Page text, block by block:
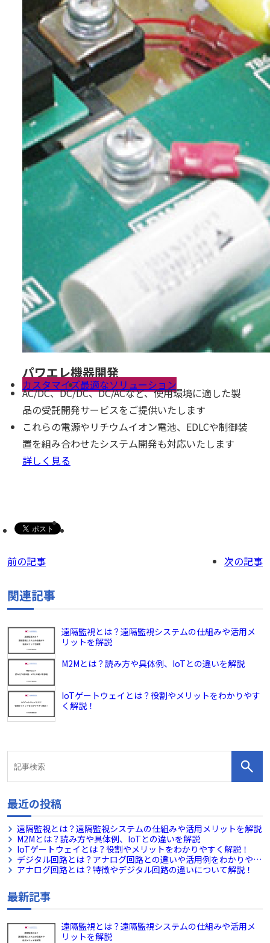
パワエレ機器開発
カスタマイズ最適なソリューション
AC/DC、DC/DC、DC/ACなど、使用環境に適した製
品の受託開発サービスをご提供いたします
これらの電源やリチウムイオン電池、EDLCや制御装
置を組み合わせたシステム開発も対応いたします
詳しく見る
前の記事 次の記事
関連記事
遠隔監視とは？遠隔監視システムの仕組みや活用メ
リットを解説
M2Mとは？読み方や具体例、IoTとの違いを解説
IoTゲートウェイとは？役割やメリットをわかりやす
く解説！
最近の投稿
遠隔監視とは？遠隔監視システムの仕組みや活用メリットを解説
M2Mとは？読み方や具体例、IoTとの違いを解説
IoTゲートウェイとは？役割やメリットをわかりやすく解説！
デジタル回路とは？アナログ回路との違いや活用例をわかりやす
く解説！
アナログ回路とは？特徴やデジタル回路の違いについて解説！
最新記事
遠隔監視とは？遠隔監視システムの仕組みや活用メ
リットを解説